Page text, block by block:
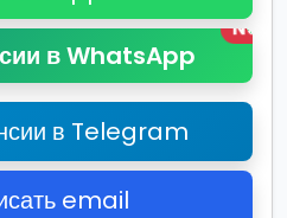
в WhatsApp
New
в Telegram
email